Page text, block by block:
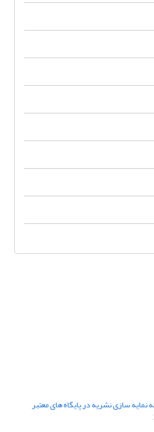
نمایه سازی نشریه در پایگاه های معتبر